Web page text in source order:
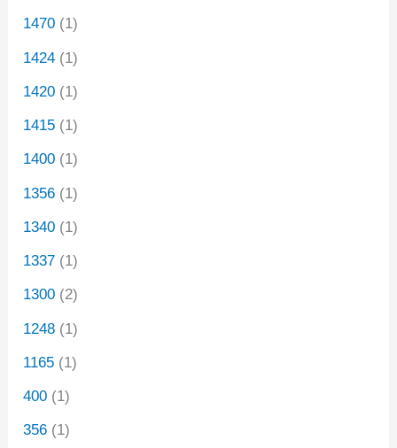
1470 (1)
1424 (1)
1420 (1)
1415 (1)
1400 (1)
1356 (1)
1340 (1)
1337 (1)
1300 (2)
1248 (1)
1165 (1)
400 (1)
356 (1)